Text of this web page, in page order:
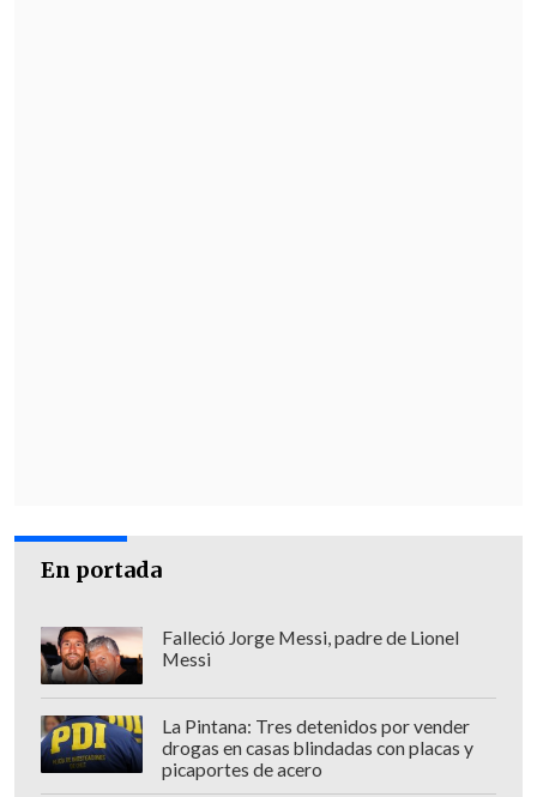
En portada
Falleció Jorge Messi, padre de Lionel
Messi
La Pintana: Tres detenidos por vender
drogas en casas blindadas con placas y
picaportes de acero